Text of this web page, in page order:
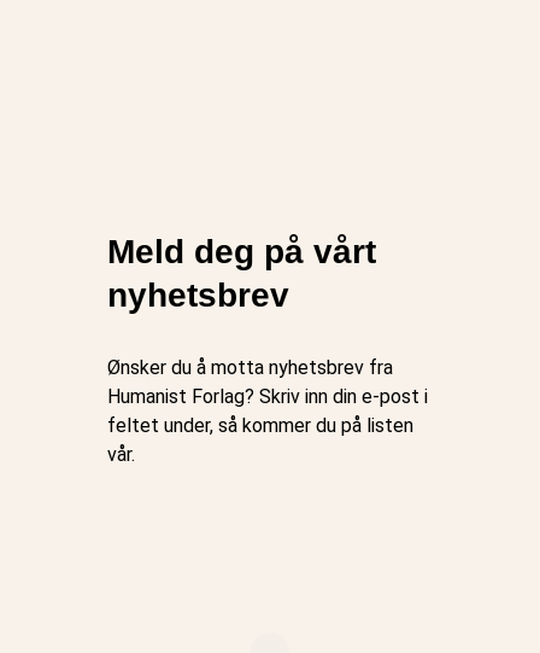
Meld deg på vårt
nyhetsbrev
Ønsker du å motta nyhetsbrev fra
Humanist Forlag? Skriv inn din e-post i
feltet under, så kommer du på listen
vår.